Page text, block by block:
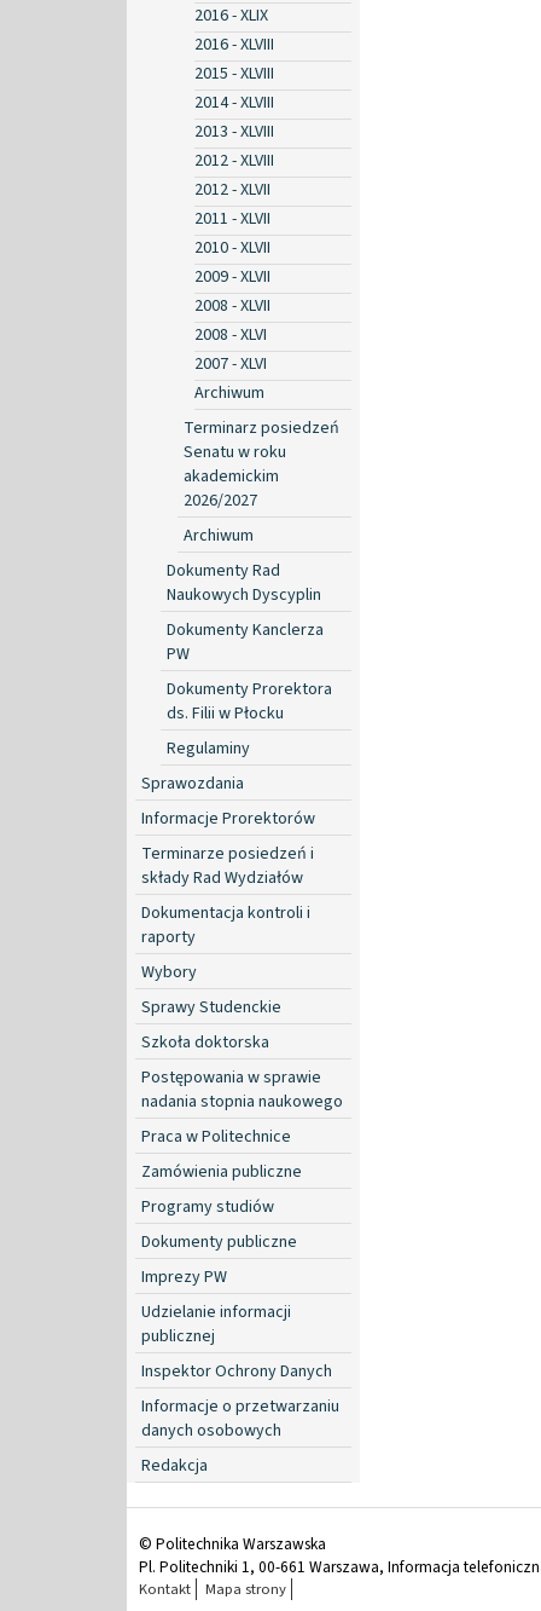
2016 - XLIX
2016 - XLVIII
2015 - XLVIII
2014 - XLVIII
2013 - XLVIII
2012 - XLVIII
2012 - XLVII
2011 - XLVII
2010 - XLVII
2009 - XLVII
2008 - XLVII
2008 - XLVI
2007 - XLVI
Archiwum
Terminarz posiedzeń
Senatu w roku
akademickim
2026/2027
Archiwum
Dokumenty Rad
Naukowych Dyscyplin
Dokumenty Kanclerza
PW
Dokumenty Prorektora
ds. Filii w Płocku
Regulaminy
Sprawozdania
Informacje Prorektorów
Terminarze posiedzeń i
składy Rad Wydziałów
Dokumentacja kontroli i
raporty
Wybory
Sprawy Studenckie
Szkoła doktorska
Postępowania w sprawie
nadania stopnia naukowego
Praca w Politechnice
Zamówienia publiczne
Programy studiów
Dokumenty publiczne
Imprezy PW
Udzielanie informacji
publicznej
Inspektor Ochrony Danych
Informacje o przetwarzaniu
danych osobowych
Redakcja
© Politechnika Warszawska
Pl. Politechniki 1, 00-661 Warszawa, Informacja
Kontakt Mapa strony